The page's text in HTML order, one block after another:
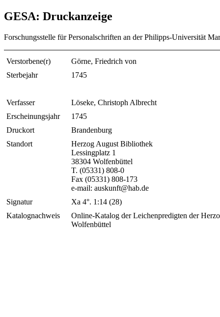
GESA: Druckanzeige
Forschungsstelle für Personalschriften an der Philipps-Universität
Verstorbene(r)
Görne, Friedrich von
Sterbejahr
1745
Verfasser
Löseke, Christoph Albrecht
Erscheinungsjahr
1745
Druckort
Brandenburg
Standort
Herzog August Bibliothek
Lessingplatz 1
38304 Wolfenbüttel
T. (05331) 808-0
Fax (05331) 808-173
e-mail: auskunft@hab.de
Signatur
Xa 4°. 1:14 (28)
Katalognachweis
Online-Katalog der Leichenpredigten der
Wolfenbüttel